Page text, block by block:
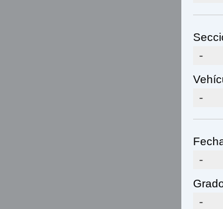
-
-
-
-